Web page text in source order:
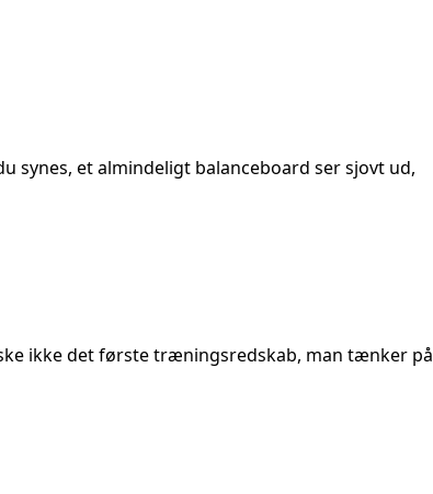
synes, et almindeligt balanceboard ser sjovt ud,
ikke det første træningsredskab, man tænker på